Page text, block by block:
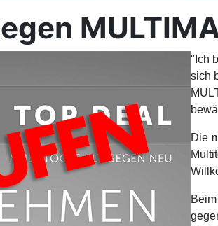
"Ich
sich
Die
Beim